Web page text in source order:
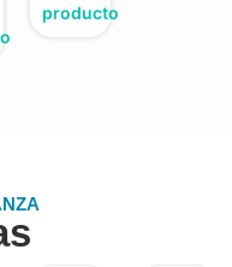
producto